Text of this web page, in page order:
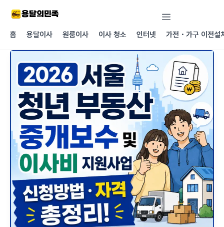
건너뛰기
홈
용달이사 원룸이사 이사 청소 인터넷 가전・가구 이전설